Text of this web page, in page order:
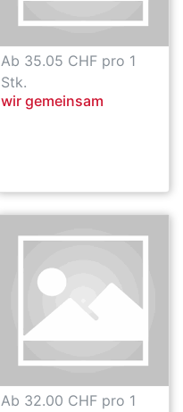
Ab 35.05 CHF pro 1
Stk.
wir gemeinsam
Ab 32.00 CHF pro 1